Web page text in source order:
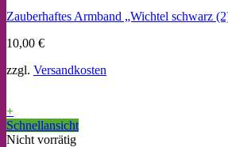
Zauberhaftes Armband „Wichtel schwarz
10,00 €
zzgl. Versandkosten
+
Schnellansicht
Nicht vorrätig